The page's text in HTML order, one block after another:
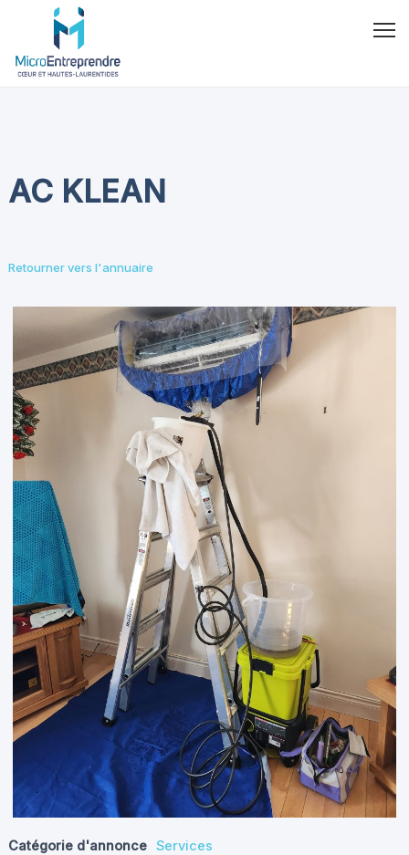
AC KLEAN
Retourner vers l'annuaire
Catégorie d'annonce Services